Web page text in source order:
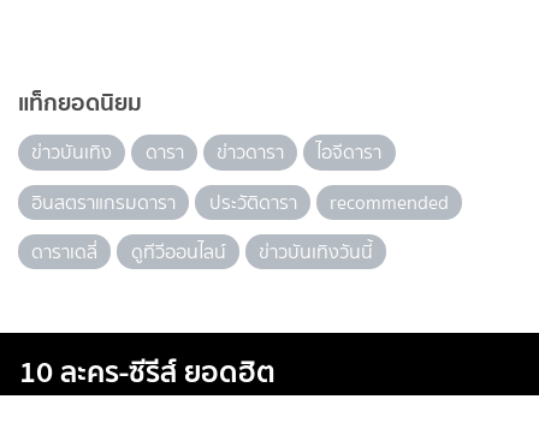
แท็กยอดนิยม
ข่าวบันเทิง ดารา ข่าวดารา
ไอจีดารา
อินสตราแกรมดารา
ประวัติดารา
recommended
ดาราเดลี่
ดูทีวีออนไลน์ ข่าวบันเทิงวันนี้
10 ละคร-ซีรีส์ ยอดฮิต